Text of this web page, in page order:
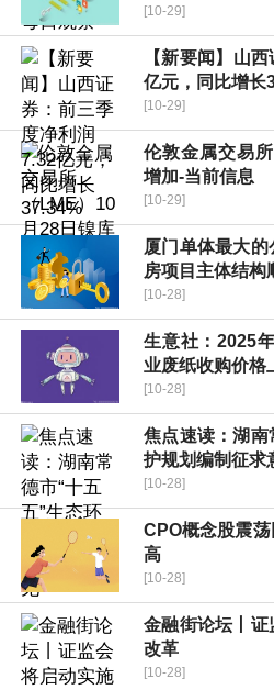
[10-29]
【新要闻】山
亿元，同比增长
[10-29]
伦敦金属交易
增加-当前信息
[10-29]
厦门单体最大
房项目主体结构
[10-28]
生意社：2025
业废纸收购价格
[10-28]
焦点速读：湖南
护规划编制征求
[10-28]
CPO概念股震
高
[10-28]
金融街论坛丨证
改革
[10-28]